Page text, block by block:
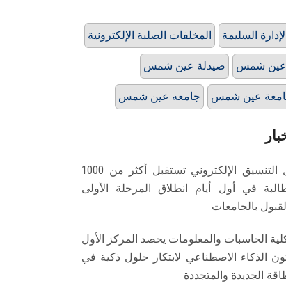
المخلفات الصلبة الإلكترونية السليمة
صيدلة عين شمس عين شمس
جامعه عين شمس عين شمس
معامل التنسيق الإلكتروني تستقبل أكثر من 1000
في أول أيام انطلاق المرحلة الأولى
بالجامعات
الحاسبات والمعلومات يحصد المركز الأول
الذكاء الاصطناعي لابتكار حلول ذكية في
الجديدة والمتجددة